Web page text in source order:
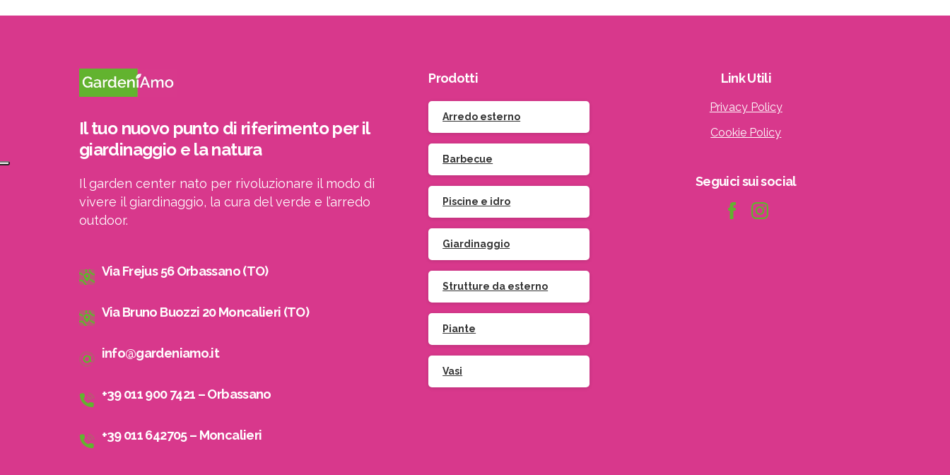
Il tuo nuovo punto di riferimento per il
giardinaggio e la natura
Il garden center nato per rivoluzionare il modo di
vivere il giardinaggio, la cura del verde e l’arredo
outdoor.
Via Frejus 56 Orbassano (TO)
Via Bruno Buozzi 20 Moncalieri (TO)
info@gardeniamo.it
+39 011 900 7421 – Orbassano
+39 011 642705 – Moncalieri
Prodotti
Arredo esterno
Barbecue
Piscine e idro
Giardinaggio
Strutture da esterno
Piante
Vasi
LinkUtili
Privacy Policy
Cookie Policy
Seguicisuisocial